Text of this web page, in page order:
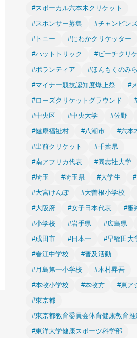
#スポーカル六本木クリケット
#スポンサー募集
#チャンピン
#トニー
#にわかクリケッター
#ハットトリック
#ビーチクリ
#ボランティア
#ほんもくのみ
#マイナー競技認知度爆上祭
#
#ローズクリケットグラウンド
#中央区
#中央大学 #佐野
#健康福祉村
#八潮市
#六本
#出前クリケット
#千葉県
#南アフリカ代表
#同志社大学
#埼玉
#埼玉県 #大学生
#大宮けんぽ
#大曽根小学校
#大阪府
#女子日本代表
#審
#小学校
#岩手県 #広島県
#成田市
#日本一
#早稲田大
#春江中学校
#普及活動
#月島第一小学校
#木村昇吾
#本牧小学校
#本牧方
#東ア
#東京都
#東京都教育委員会体育健康教育推
#東洋大学健康スポーツ科学部